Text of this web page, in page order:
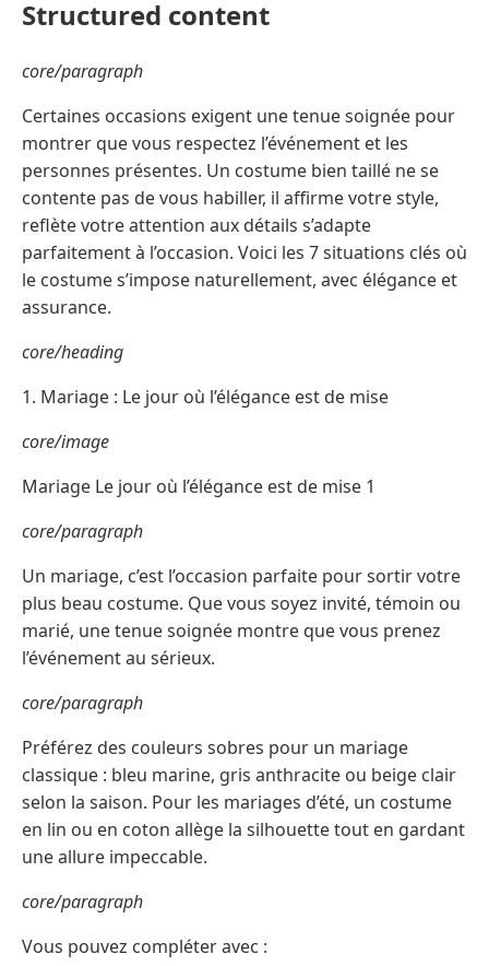
Structured content
core/paragraph
Certaines occasions exigent une tenue soignée pour
montrer que vous respectez l’événement et les
personnes présentes. Un costume bien taillé ne se
contente pas de vous habiller, il affirme votre style,
reflète votre attention aux détails s’adapte
parfaitement à l’occasion. Voici les 7 situations clés où
le costume s’impose naturellement, avec élégance et
assurance.
core/heading
1. Mariage : Le jour où l’élégance est de mise
core/image
Mariage Le jour où l’élégance est de mise 1
core/paragraph
Un mariage, c’est l’occasion parfaite pour sortir votre
plus beau costume. Que vous soyez invité, témoin ou
marié, une tenue soignée montre que vous prenez
l’événement au sérieux.
core/paragraph
Préférez des couleurs sobres pour un mariage
classique : bleu marine, gris anthracite ou beige clair
selon la saison. Pour les mariages d’été, un costume
en lin ou en coton allège la silhouette tout en gardant
une allure impeccable.
core/paragraph
Vous pouvez compléter avec :